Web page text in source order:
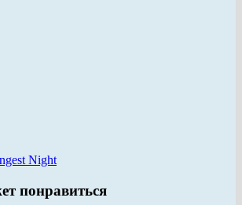
Night
понравиться